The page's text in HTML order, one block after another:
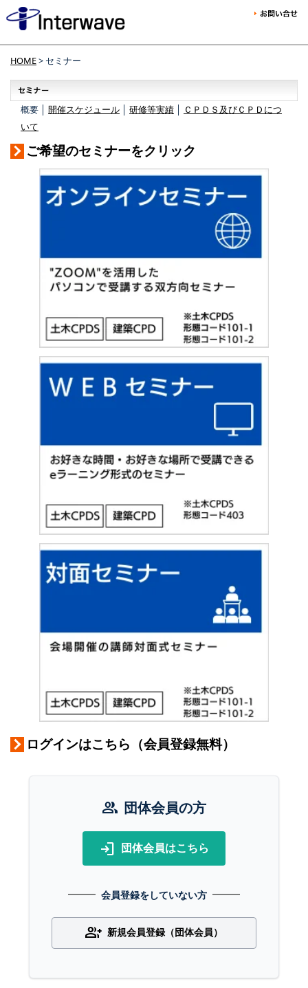
HOME> セミナー
概要 │ 開催スケジュール 研修等実績
ＣＰＤＳ及びＣＰＤにつ
いて
ご希望のセミナーをクリック
ログインはこちら（会員登録無料）
group 団体会員の方
login 団体会員はこちら
会員登録をしていない方
group_add 新規会員登録（団体会員）